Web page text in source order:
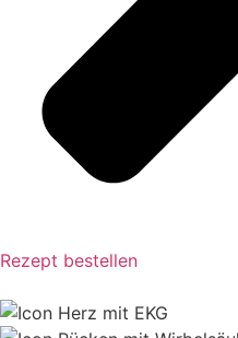
Rezept bestellen